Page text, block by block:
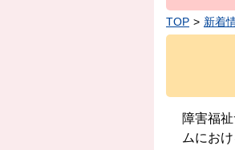
TOP 新着
障害福
ムにお